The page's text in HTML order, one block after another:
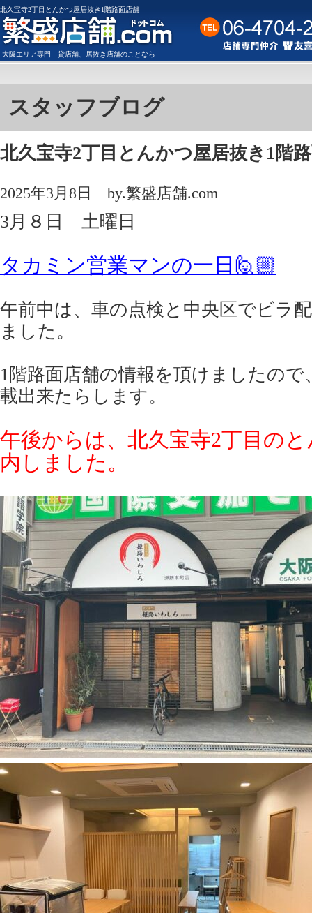
北久宝寺2丁目とんかつ屋居抜き1階路面店舗
大阪エリア専門 貸店舗 居抜き店舗のことなら
スタッフブログ
北久宝寺2丁目とんかつ屋居抜き1階
2025年3月8日 by.繁盛店舗.com
3月８日 土曜日
タカミン営業マンの一日🙋🏼
午前中は、車の点検と中央区でビラ
ました。
1階路面店舗の情報を頂けましたの
載出来たらします。
午後からは、北久宝寺2丁目の
内しました。